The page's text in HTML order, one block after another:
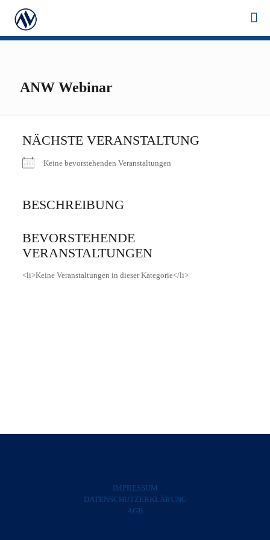
ANW Webinar
NÄCHSTE VERANSTALTUNG
Keine bevorstehenden Veranstaltungen
BESCHREIBUNG
BEVORSTEHENDE
VERANSTALTUNGEN
<li>Keine Veranstaltungen in dieser Kategorie</li>
IMPRESSUM
DATENSCHUTZERKLÄRUNG
AGB